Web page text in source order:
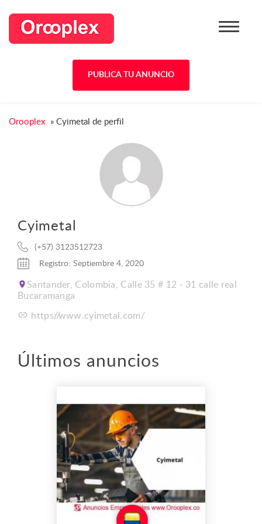
PUBLICA TU ANUNCIO
Orooplex » Cyimetal de perfil
Cyimetal
(+57) 3123512723
Registro: Septiembre 4, 2020
Santander, Colombia, Calle 35 # 12 - 31 calle real
Bucaramanga
https://www.cyimetal.com/
Últimos anuncios